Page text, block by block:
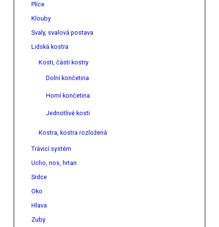
Plíce
Klouby
Svaly, svalová postava
Lidská kostra
Kosti, části kostry
Dolní končetina
Horní končetina
Jednotlivé kosti
Kostra, kostra rozložená
Trávicí systém
Ucho, nos, hrtan
Srdce
Oko
Hlava
Zuby